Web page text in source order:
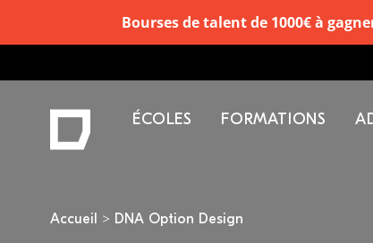
Vous êtes ici
Accueil DNA Option Design
ÉCOLES FORMATIONS
Bourses de talent de 1000€ à